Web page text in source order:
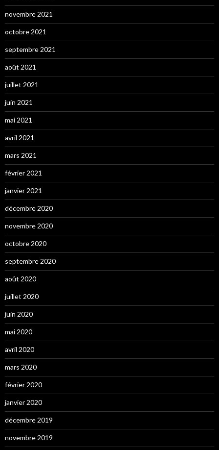
novembre 2021
octobre 2021
septembre 2021
août 2021
juillet 2021
juin 2021
mai 2021
avril 2021
mars 2021
février 2021
janvier 2021
décembre 2020
novembre 2020
octobre 2020
septembre 2020
août 2020
juillet 2020
juin 2020
mai 2020
avril 2020
mars 2020
février 2020
janvier 2020
décembre 2019
novembre 2019